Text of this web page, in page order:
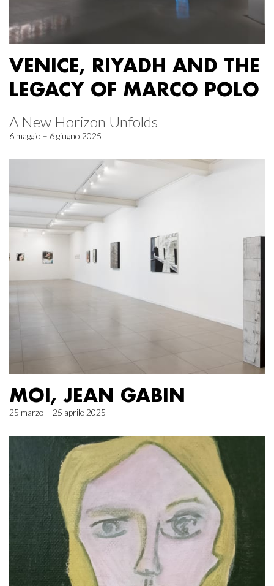
VENICE, RIYADH AND THE
LEGACY OF MARCO POLO
A New Horizon Unfolds
6 maggio – 6 giugno 2025
MOI, JEAN GABIN
25 marzo – 25 aprile 2025